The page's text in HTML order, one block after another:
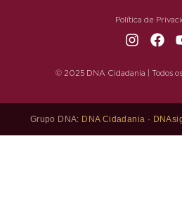
© 2025 DNA Cidadania | Todos
Política de
Grupo DNA: DNA Cidadania ·